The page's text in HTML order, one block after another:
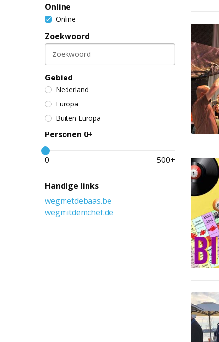
Online
Online
Zoekwoord
Zoekwoord
Gebied
Nederland
Europa
Buiten Europa
Personen 0+
0 500+
Handige links
wegmetdebaas.be
wegmitdemchef.de